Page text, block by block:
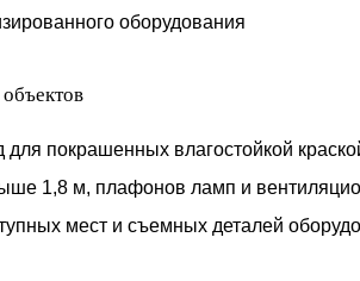
оборудования
для покрашенных влагостойкой
1,8 м, плафонов ламп и
мест и съемных деталей